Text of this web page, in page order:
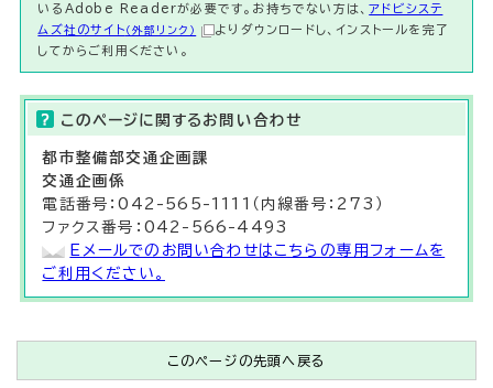
いるAdobe Readerが必要です。お持ちでない方は、アドビシステ
ムズ社のサイト （外部リンク）
よりダウンロードし、インストールを完了
してからご利用ください。
このページに関する お問い合わせ
都市整備部交通企画課
交通企画係
電話番号：042-565-1111（内線番号：273）
ファクス番号：042-566-4493
Eメールでのお問い合わせはこちらの専用フォームを
ご利用ください。
このページの先頭へ戻る